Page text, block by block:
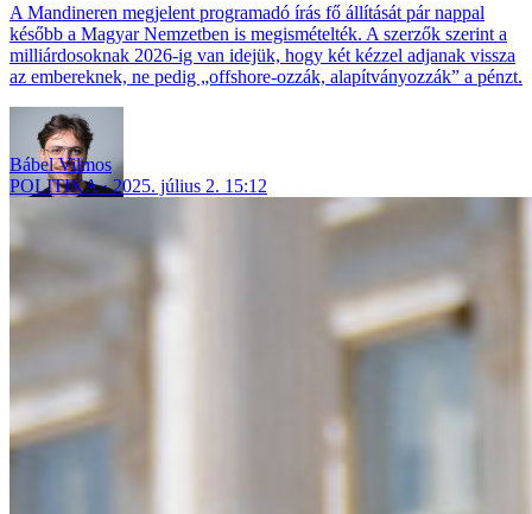
A Mandineren megjelent programadó írás fő állítását pár nappal
később a Magyar Nemzetben is megismételték. A szerzők szerint a
milliárdosoknak 2026-ig van idejük, hogy két kézzel adjanak vissza
az embereknek, ne pedig „offshore-ozzák, alapítványozzák” a pénzt.
Bábel Vilmos
POLITIKA
2025. július 2. 15:12